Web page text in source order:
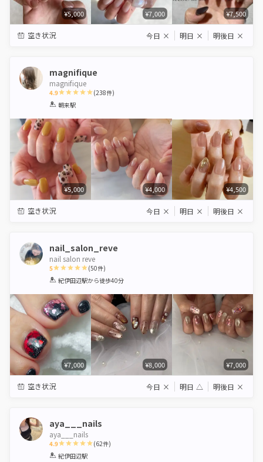
¥5,000 ¥7,000 ¥7,500
空き状況 今日 × 明日 × 明後日 ×
magnifique
magnifique
4.9
1 2 3
(238件)
朝来駅
¥5,000 ¥4,000 ¥4,500
空き状況 今日 × 明日 × 明後日 ×
nail_salon_reve
nail salon reve
5
1 2 3 4 5
(50件)
紀伊田辺駅から徒歩40分
¥7,000 ¥8,000 ¥7,000
空き状況 今日 × 明日 △ 明後日 ×
aya___nails
aya___nails
4.9
1 2 3 4 5
(62件)
紀伊田辺駅